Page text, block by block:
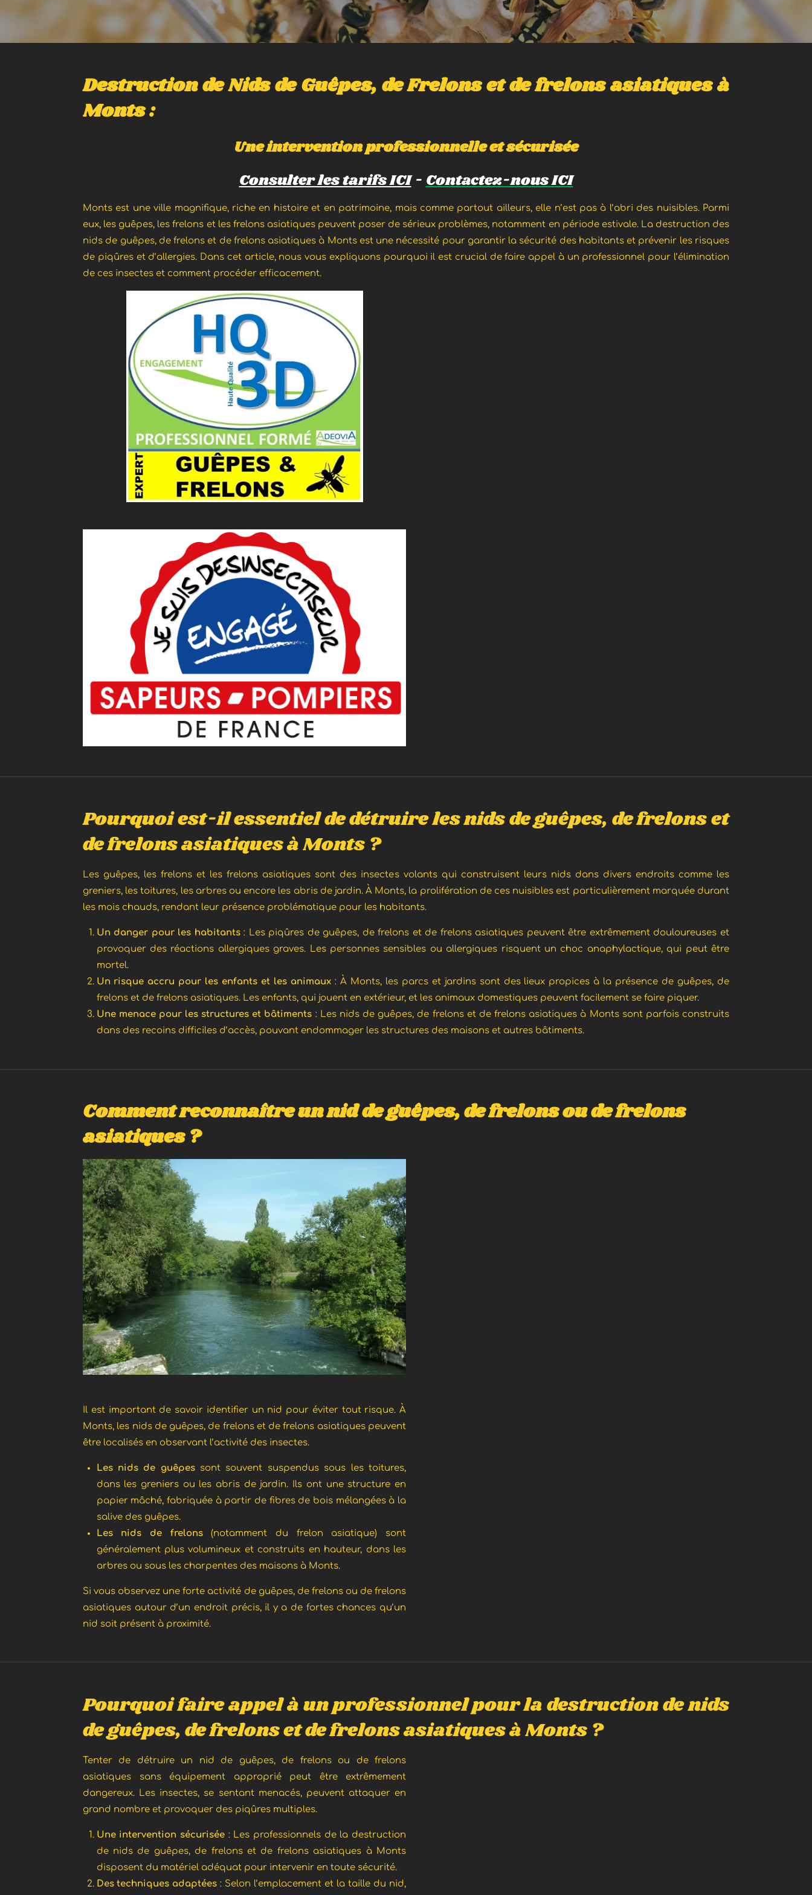
Destruction de Nids de Guêpes, de Frelons et de frelons asiatiques à
Monts :
Une intervention professionnelle et sécurisée
Consulter les tarifs ICI-Contactez-nous ICI
Monts est une ville magnifique, riche en histoire et en patrimoine, mais comme partout ailleurs, elle n’est pas à l’abri des nuisibles. Parmi
eux, les guêpes, les frelons et les frelons asiatiques peuvent poser de sérieux problèmes, notamment en période estivale. La destruction des
nids de guêpes, de frelons et de frelons asiatiques à Monts est une nécessité pour garantir la sécurité des habitants et prévenir les risques
de piqûres et d’allergies. Dans cet article, nous vous expliquons pourquoi il est crucial de faire appel à un professionnel pour l’élimination
de ces insectes et comment procéder efficacement.
Pourquoi est-il essentiel de détruire les nids de guêpes, de frelons et
de frelons asiatiques à Monts ?
Les guêpes, les frelons et les frelons asiatiques sont des insectes volants qui construisent leurs nids dans divers endroits comme les
greniers, les toitures, les arbres ou encore les abris de jardin. À Monts, la prolifération de ces nuisibles est particulièrement marquée durant
les mois chauds, rendant leur présence problématique pour les habitants.
Un danger pour les habitants : Les piqûres de guêpes, de frelons et de frelons asiatiques peuvent être extrêmement douloureuses et
provoquer des réactions allergiques graves. Les personnes sensibles ou allergiques risquent un choc anaphylactique, qui peut être
mortel.
Un risque accru pour les enfants et les animaux : À Monts, les parcs et jardins sont des lieux propices à la présence de guêpes, de
frelons et de frelons asiatiques. Les enfants, qui jouent en extérieur, et les animaux domestiques peuvent facilement se faire piquer.
Une menace pour les structures et bâtiments : Les nids de guêpes, de frelons et de frelons asiatiques à Monts sont parfois construits
dans des recoins difficiles d’accès, pouvant endommager les structures des maisons et autres bâtiments.
Comment reconnaître un nid de guêpes, de frelons ou de frelons
asiatiques ?
Il est important de savoir identifier un nid pour éviter tout risque. À
Monts, les nids de guêpes, de frelons et de frelons asiatiques peuvent
être localisés en observant l’activité des insectes.
Les nids de guêpes sont souvent suspendus sous les toitures,
dans les greniers ou les abris de jardin. Ils ont une structure en
papier mâché, fabriquée à partir de fibres de bois mélangées à la
salive des guêpes.
Les nids de frelons
(notamment du frelon asiatique) sont
généralement plus volumineux et construits en hauteur, dans les
arbres ou sous les charpentes des maisons à Monts.
Si vous observez une forte activité de guêpes, de frelons ou de frelons
asiatiques autour d’un endroit précis, il y a de fortes chances qu’un
nid soit présent à proximité.
Pourquoi faire appel à un professionnel pour la destruction de nids
de guêpes, de frelons et de frelons asiatiques à Monts ?
Tenter de détruire un nid de guêpes, de frelons ou de frelons
asiatiques sans équipement approprié peut être extrêmement
dangereux. Les insectes, se sentant menacés, peuvent attaquer en
grand nombre et provoquer des piqûres multiples.
Une intervention sécurisée : Les professionnels de la destruction
de nids de guêpes, de frelons et de frelons asiatiques à Monts
disposent du matériel adéquat pour intervenir en toute sécurité.
Des techniques adaptées : Selon l’emplacement et la taille du nid,